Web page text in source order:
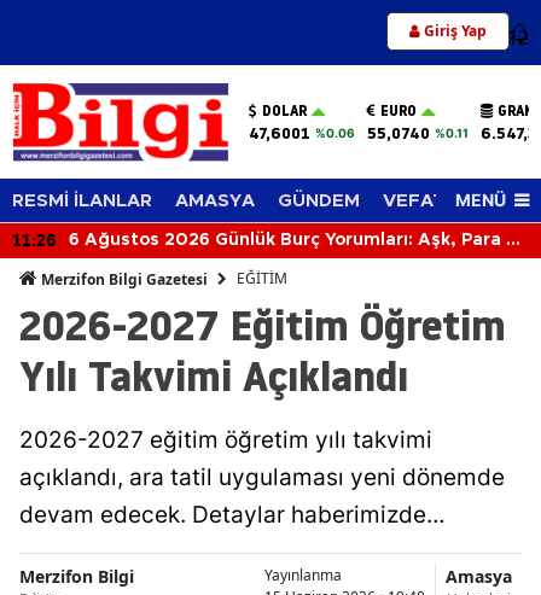
Giriş Yap 12
DOLAR
47,6001 %0.06
EURO
55,0740 %0.11
RESMİ İLANLAR AMASYA GÜNDEM VEFAT EDENLER
MENÜ
11:26
6 Ağustos 2026 Günlük Burç Yorumları: Aşk, Para ve
Neler Bekliyor?
Merzifon Bilgi Gazetesi EĞİTİM
2026-2027 Eğitim Öğretim
Yılı Takvimi Açıklandı
2026-2027 eğitim öğretim yılı takvimi
açıklandı, ara tatil uygulaması yeni dönemde
devam edecek. Detaylar haberimizde…
Merzifon Bilgi
Yayınlanma
Amasya